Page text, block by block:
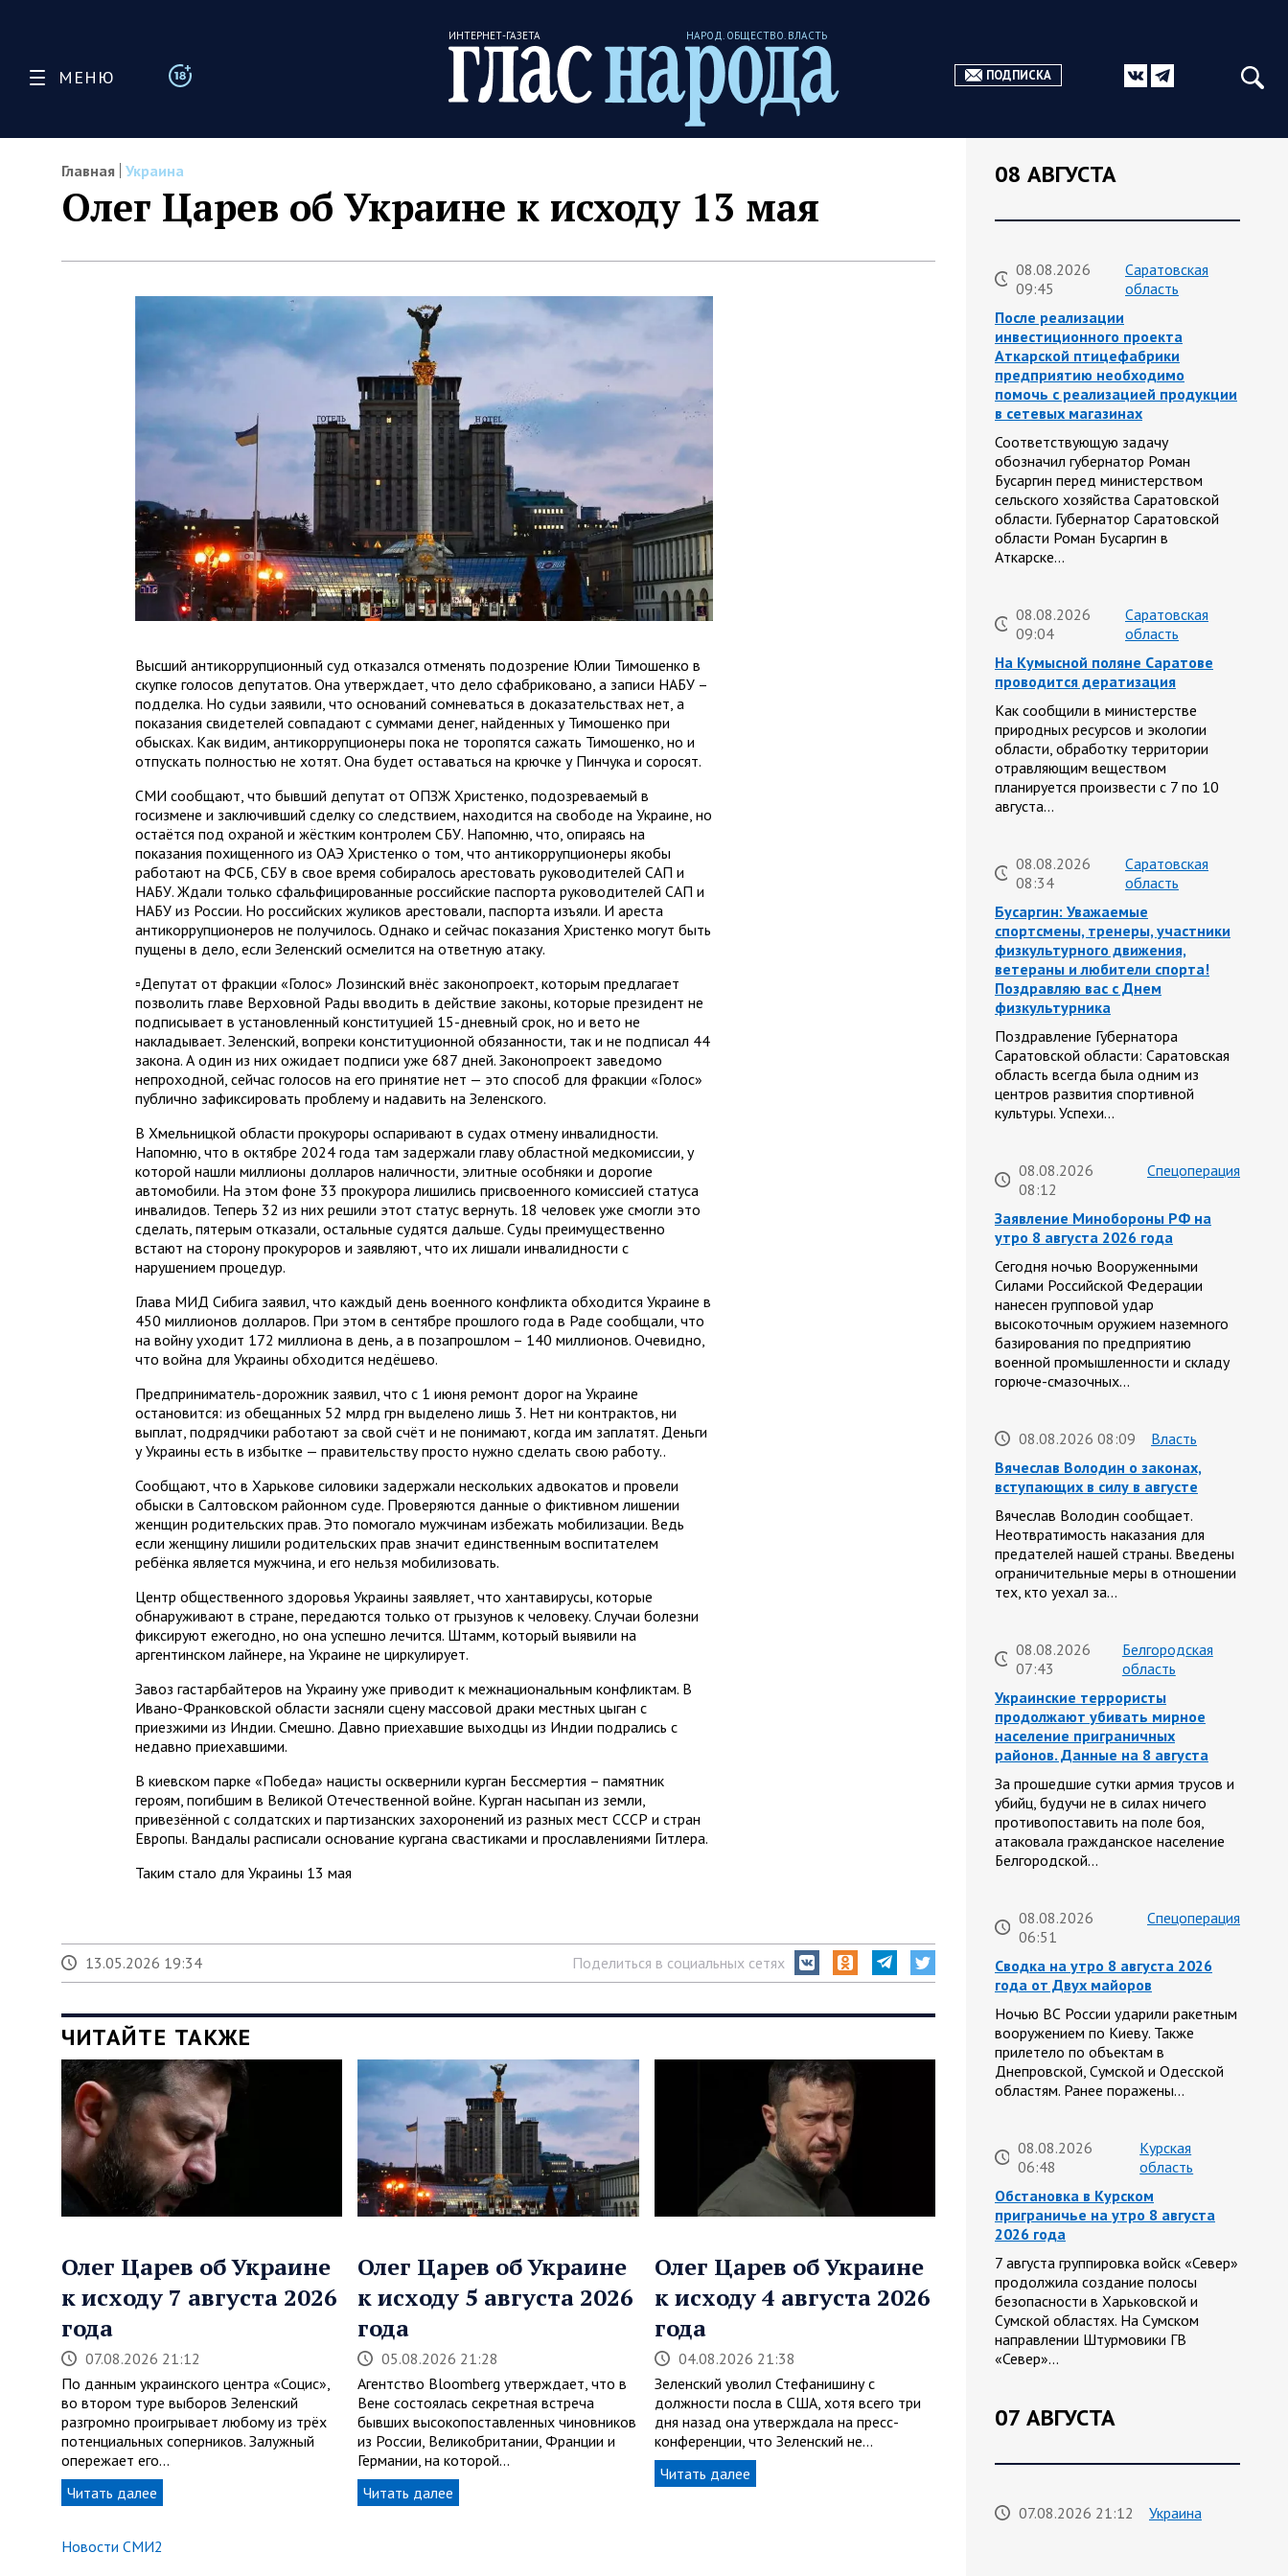
МЕНЮ
ИНТЕРНЕТ-ГАЗЕТА НАРОД. ОБЩЕСТВО. ВЛАСТЬ
ПОДПИСКА
Главная Украина
Олег Царев об Украине к исходу 13 мая
Высший антикоррупционный суд отказался отменять подозрение Юлии Тимошенко в
скупке голосов депутатов. Она утверждает, что дело сфабриковано, а записи НАБУ –
подделка. Но судьи заявили, что оснований сомневаться в доказательствах нет, а
показания свидетелей совпадают с суммами денег, найденных у Тимошенко при
обысках. Как видим, антикоррупционеры пока не торопятся сажать Тимошенко, но и
отпускать полностью не хотят. Она будет оставаться на крючке у Пинчука и соросят.
СМИ сообщают, что бывший депутат от ОПЗЖ Христенко, подозреваемый в
госизмене и заключивший сделку со следствием, находится на свободе на Украине, но
остаётся под охраной и жёстким контролем СБУ. Напомню, что, опираясь на
показания похищенного из ОАЭ Христенко о том, что антикоррупционеры якобы
работают на ФСБ, СБУ в свое время собиралось арестовать руководителей САП и
НАБУ. Ждали только сфальфицированные российские паспорта руководителей САП и
НАБУ из России. Но российских жуликов арестовали, паспорта изъяли. И ареста
антикоррупционеров не получилось. Однако и сейчас показания Христенко могут быть
пущены в дело, если Зеленский осмелится на ответную атаку.
▫️Депутат от фракции «Голос» Лозинский внёс законопроект, которым предлагает
позволить главе Верховной Рады вводить в действие законы, которые президент не
подписывает в установленный конституцией 15-дневный срок, но и вето не
накладывает. Зеленский, вопреки конституционной обязанности, так и не подписал 44
закона. А один из них ожидает подписи уже 687 дней. Законопроект заведомо
непроходной, сейчас голосов на его принятие нет — это способ для фракции «Голос»
публично зафиксировать проблему и надавить на Зеленского.
В Хмельницкой области прокуроры оспаривают в судах отмену инвалидности.
Напомню, что в октябре 2024 года там задержали главу областной медкомиссии, у
которой нашли миллионы долларов наличности, элитные особняки и дорогие
автомобили. На этом фоне 33 прокурора лишились присвоенного комиссией статуса
инвалидов. Теперь 32 из них решили этот статус вернуть. 18 человек уже смогли это
сделать, пятерым отказали, остальные судятся дальше. Суды преимущественно
встают на сторону прокуроров и заявляют, что их лишали инвалидности с
нарушением процедур.
Глава МИД Сибига заявил, что каждый день военного конфликта обходится Украине в
450 миллионов долларов. При этом в сентябре прошлого года в Раде сообщали, что
на войну уходит 172 миллиона в день, а в позапрошлом – 140 миллионов. Очевидно,
что война для Украины обходится недёшево.
Предприниматель-дорожник заявил, что с 1 июня ремонт дорог на Украине
остановится: из обещанных 52 млрд грн выделено лишь 3. Нет ни контрактов, ни
выплат, подрядчики работают за свой счёт и не понимают, когда им заплатят. Деньги
у Украины есть в избытке — правительству просто нужно сделать свою работу..
Сообщают, что в Харькове силовики задержали нескольких адвокатов и провели
обыски в Салтовском районном суде. Проверяются данные о фиктивном лишении
женщин родительских прав. Это помогало мужчинам избежать мобилизации. Ведь
если женщину лишили родительских прав значит единственным воспитателем
ребёнка является мужчина, и его нельзя мобилизовать.
Центр общественного здоровья Украины заявляет, что хантавирусы, которые
обнаруживают в стране, передаются только от грызунов к человеку. Случаи болезни
фиксируют ежегодно, но она успешно лечится. Штамм, который выявили на
аргентинском лайнере, на Украине не циркулирует.
Завоз гастарбайтеров на Украину уже приводит к межнациональным конфликтам. В
Ивано-Франковской области засняли сцену массовой драки местных цыган с
приезжими из Индии. Смешно. Давно приехавшие выходцы из Индии подрались с
недавно приехавшими.
В киевском парке «Победа» нацисты осквернили курган Бессмертия – памятник
героям, погибшим в Великой Отечественной войне. Курган насыпан из земли,
привезённой с солдатских и партизанских захоронений из разных мест СССР и стран
Европы. Вандалы расписали основание кургана свастиками и прославлениями Гитлера.
Таким стало для Украины 13 мая
13.05.2026 19:34 Поделиться в социальных сетях
ЧИТАЙТЕ ТАКЖЕ
Олег Царев об Украине
к исходу 7 августа 2026
года
07.08.2026 21:12
По данным украинского центра «Социс»,
во втором туре выборов Зеленский
разгромно проигрывает любому из трёх
потенциальных соперников. Залужный
опережает его…
Читать далее
Олег Царев об Украине
к исходу 5 августа 2026
года
05.08.2026 21:28
Агентство Bloomberg утверждает, что в
Вене состоялась секретная встреча
бывших высокопоставленных чиновников
из России, Великобритании, Франции и
Германии, на которой…
Читать далее
Олег Царев об Украине
к исходу 4 августа 2026
года
04.08.2026 21:38
Зеленский уволил Стефанишину с
должности посла в США, хотя всего три
дня назад она утверждала на пресс-
конференции, что Зеленский не…
Читать далее
Новости СМИ2
08 АВГУСТА
08.08.2026
09:45
Саратовская
область
После реализации
инвестиционного проекта
Аткарской птицефабрики
предприятию необходимо
помочь с реализацией продукции
в сетевых магазинах
Соответствующую задачу
обозначил губернатор Роман
Бусаргин перед министерством
сельского хозяйства Саратовской
области. Губернатор Саратовской
области Роман Бусаргин в
Аткарске…
08.08.2026
09:04
Саратовская
область
На Кумысной поляне Саратове
проводится дератизация
Как сообщили в министерстве
природных ресурсов и экологии
области, обработку территории
отравляющим веществом
планируется произвести с 7 по 10
августа…
08.08.2026
08:34
Саратовская
область
Бусаргин: Уважаемые
спортсмены, тренеры, участники
физкультурного движения,
ветераны и любители спорта!
Поздравляю вас с Днем
физкультурника
Поздравление Губернатора
Саратовской области: Саратовская
область всегда была одним из
центров развития спортивной
культуры. Успехи…
08.08.2026
08:12
Спецоперация
Заявление Минобороны РФ на
утро 8 августа 2026 года
Сегодня ночью Вооруженными
Силами Российской Федерации
нанесен групповой удар
высокоточным оружием наземного
базирования по предприятию
военной промышленности и складу
горюче-смазочных…
08.08.2026 08:09
Власть
Вячеслав Володин о законах,
вступающих в силу в августе
Вячеслав Володин сообщает.
Неотвратимость наказания для
предателей нашей страны. Введены
ограничительные меры в отношении
тех, кто уехал за…
08.08.2026
07:43
Белгородская
область
Украинские террористы
продолжают убивать мирное
население приграничных
районов. Данные на 8 августа
За прошедшие сутки армия трусов и
убийц, будучи не в силах ничего
противопоставить на поле боя,
атаковала гражданское население
Белгородской…
08.08.2026
06:51
Спецоперация
Сводка на утро 8 августа 2026
года от Двух майоров
Ночью ВС России ударили ракетным
вооружением по Киеву. Также
прилетело по объектам в
Днепровской, Сумской и Одесской
областям. Ранее поражены…
08.08.2026
06:48
Курская
область
Обстановка в Курском
приграничье на утро 8 августа
2026 года
7 августа группировка войск «Север»
продолжила создание полосы
безопасности в Харьковской и
Сумской областях. На Сумском
направлении Штурмовики ГВ
«Север»…
07 АВГУСТА
07.08.2026 21:12
Украина